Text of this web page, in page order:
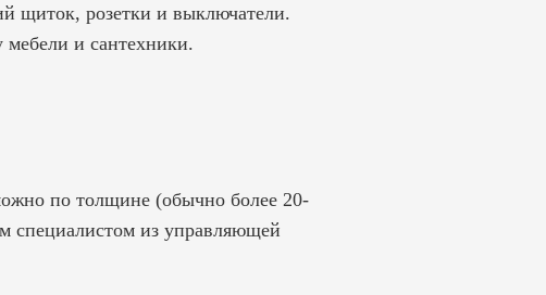
щиток, розетки и выключатели.
мебели и сантехники.
по толщине (обычно более 20-
специалистом из управляющей